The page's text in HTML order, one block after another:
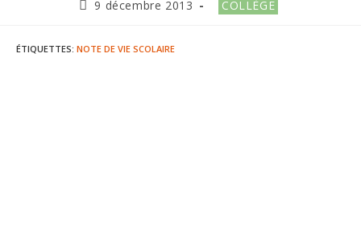
Publication
9 décembre 2013
Post
category:
COLLÈGE
ÉTIQUETTES: NOTE DE VIE SCOLAIRE